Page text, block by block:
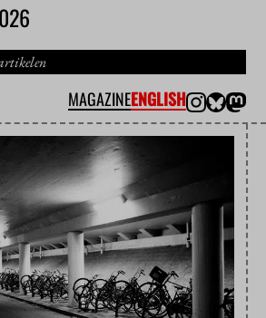
MAGAZINEENGLISH